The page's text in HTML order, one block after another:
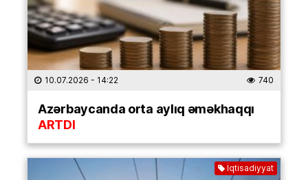
10.07.2026 - 14:22 740
Azərbaycanda orta aylıq əməkhaqqı
ARTDI
İqtisadiyyat